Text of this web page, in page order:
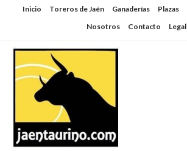
SaltarInicio Toreros de Jaén Ganaderías Plazas
Nosotros
Contacto Legal